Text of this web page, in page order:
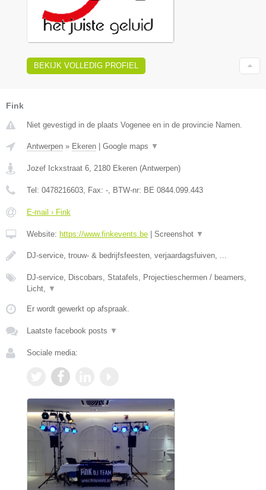
BEKIJK VOLLEDIG PROFIEL
Fink
Niet gevestigd in de plaats Vogenee en in de provincie Namen.
Antwerpen » Ekeren Google maps ▼
Jozef Ickxstraat 6 2180 Ekeren (Antwerpen)
Tel: 0478216603 , Fax: - , BTW-nr: BE 0844.099.443
E-mail › Fink
Website: https://www.finkevents.be Screenshot ▼
DJ-service, trouw- & bedrijfsfeesten, verjaardagsfuiven, ...
DJ-service, Discobars, Statafels, Projectieschermen / beamers,
Licht,
▼
Er wordt gewerkt op afspraak.
Laatste facebook posts ▼
Sociale media: